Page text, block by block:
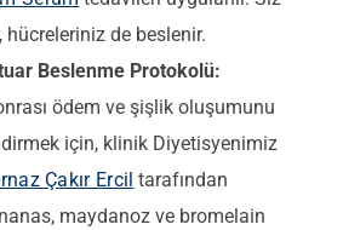
hücreleriniz de beslenir.
Beslenme Protokolü:
ödem ve şişlik oluşumunu
için, klinik Diyetisyenimiz
Çakır Ercil tarafından
maydanoz ve bromelain